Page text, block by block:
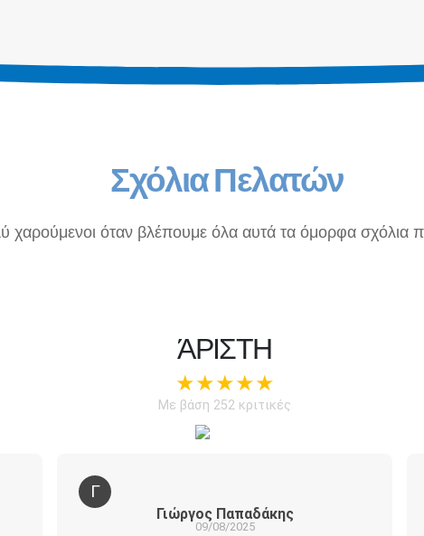
Σχόλια Πελατών
χαρούμενοι όταν βλέπουμε όλα αυτά τα όμορφα σχόλια
ΆΡΙΣΤΗ
★★★★★
Με βάση 252 κριτικές
Γ
Γιώργος Παπαδάκης
09/08/2025